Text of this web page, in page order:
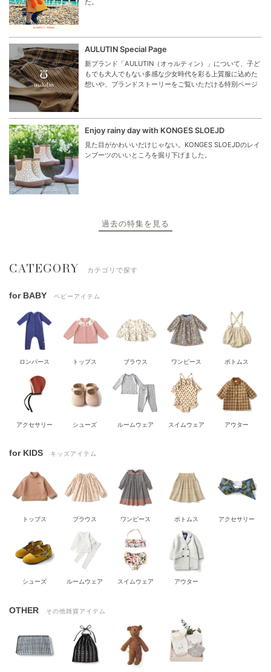
た。
AULUTIN Special Page
新ブランド「AULUTIN（オゥルティン）」について、子ど
もでも大人でもない多感な少女時代を彩る上質服に込めた
想いや、ブランドストーリーをご覧いただける特別ページ
Enjoy rainy day with KONGES SLOEJD
見た目がかわいいだけじゃない。KONGES SLOEJDのレイ
ンブーツのいいところを掘り下げました。
過去の特集を見る
CATEGORY カテゴリで探す
for BABY ベビーアイテム
ロンパース トップス ブラウス ワンピース ボトムス
アクセサリー シューズ ルームウェア スイムウェア アウター
for KIDS キッズアイテム
トップス ブラウス ワンピース ボトムス アクセサリー
シューズ ルームウェア スイムウェア アウター
OTHER その他雑貨アイテム